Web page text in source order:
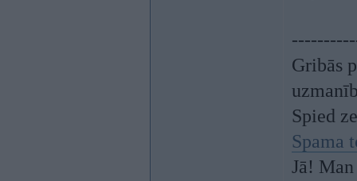
Gribās
Spied
Spama
Jā!